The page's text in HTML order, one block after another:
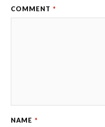
COMMENT *
NAME *